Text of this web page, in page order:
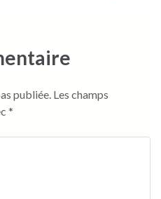
publiée. Les champs
*